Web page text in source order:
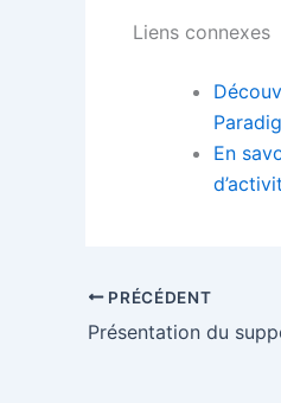
Liens connexes
En
PRÉCÉDENT